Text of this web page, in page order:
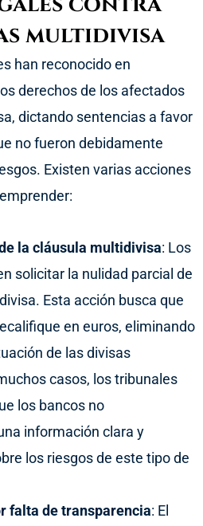
multidivisa
han reconocido en
derechos de los afectados
dictando sentencias a favor
no fueron debidamente
Existen varias acciones
la cláusula multidivisa: Los
solicitar la nulidad parcial de
Esta acción busca que
en euros, eliminando
de las divisas
casos, los tribunales
los bancos no
información clara y
los riesgos de este tipo de
falta de transparencia: El